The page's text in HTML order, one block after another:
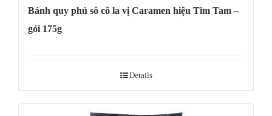
Bánh quy phủ sô cô la vị Caramen hiệu Tim Tam –
gói 175g
Details